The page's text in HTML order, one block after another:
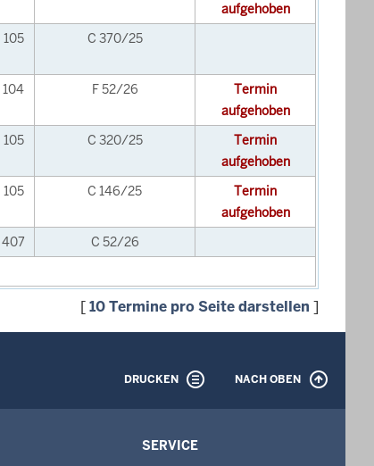
aufgehoben
105 C 370/25
104 F 52/26
Termin
aufgehoben
105 C 320/25
Termin
aufgehoben
105 C 146/25
Termin
aufgehoben
407
C 52/26
[10 Termine pro Seite darstellen ]
DRUCKEN NACH OBEN
SERVICE